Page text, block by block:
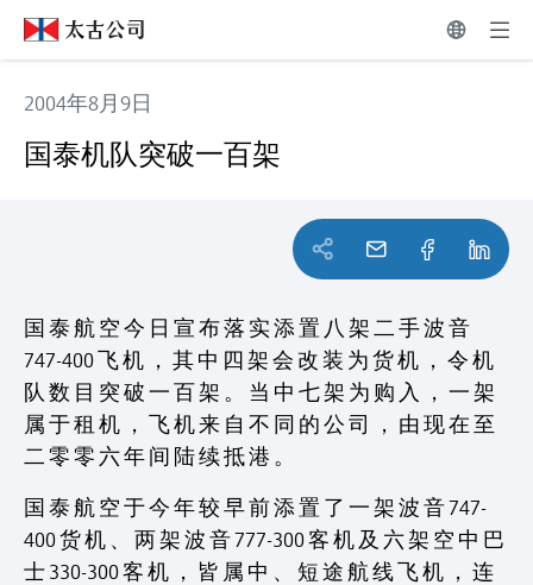
2004年8月9日
国泰机队突破一百架
国 泰 航 空 今 日 宣 布 落 实 添 置 八 架 二 手 波 音
747-400 飞 机 ， 其 中 四 架 会 改 装 为 货 机 ， 令 机
队 数 目 突 破 一 百 架 。 当 中 七 架 为 购 入 ， 一 架
属 于 租 机 ， 飞 机 来 自 不 同 的 公 司 ， 由 现 在 至
二 零 零 六 年 间 陆 续 抵 港 。
国 泰 航 空 于 今 年 较 早 前 添 置 了 一 架 波 音 747-
400 货 机 、 两 架 波 音 777-300 客 机 及 六 架 空 中 巴
士 330-300 客 机 ， 皆 属 中 、 短 途 航 线 飞 机 ， 连